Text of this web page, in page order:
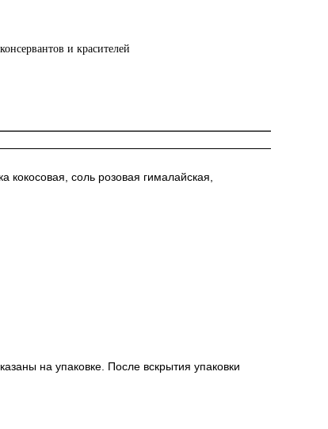
и красителей
соль розовая гималайская,
на упаковке. После вскрытия упаковки